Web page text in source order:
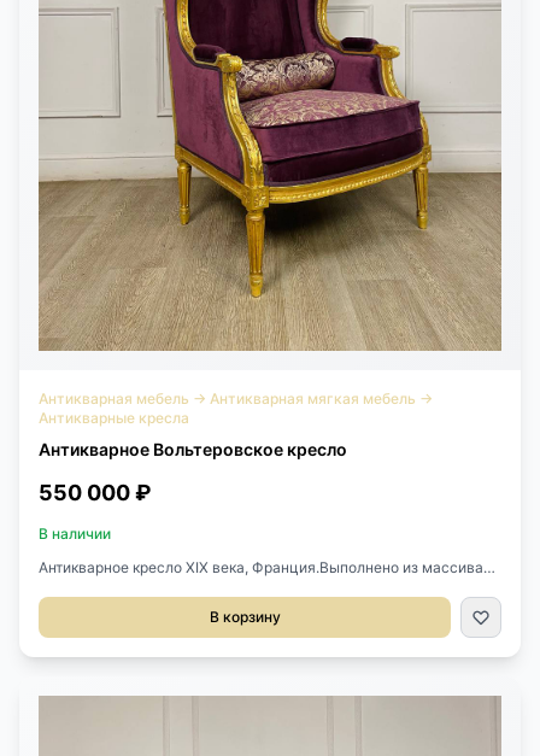
Антикварная мебель → Антикварная мягкая мебель →
Антикварные кресла
Антикварное Вольтеровское кресло
550 000 ₽
В наличии
Антикварное кресло XIX века, Франция.Выполнено из массива
двухсторонняя.Чехлы на молнии.Обивка выполнена из
фиолетового бархата и жаккарда.Кресло после
В корзину